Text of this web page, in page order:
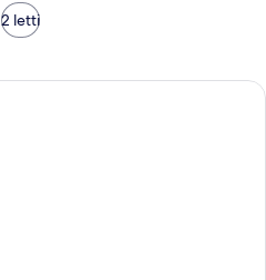
2 letti
Camera d'albergo con due letti, una